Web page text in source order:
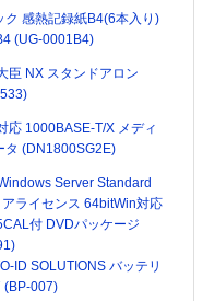
ク 感熱記録紙B4(6本入り)
(UG-0001B4)
臣 NX スタンドアロン
応 1000BASE-T/X メディ
タ (DN1800SG2E)
Server Standard
ライセンス 64bitWin対応
付 DVDパッケージ
ID SOLUTIONS バッテリ
(BP-007)